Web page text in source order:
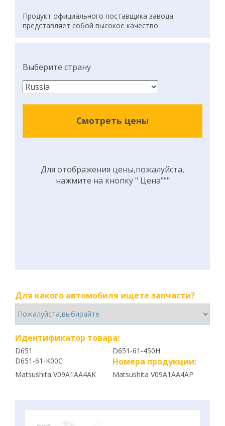
Продукт официального поставщика завода
представляет собой высокое качество
Выберите страну
Смотреть цены
Для отображения цены,пожалуйста,
нажмите на кнопку " Цена"""
Для какого автомобиля ищете запчасти?
Идентификатор товара:
D651
D651-61-450H
D651-61-K00C
Номера продукции:
Matsushita V09A1AA4AK Matsushita V09A1AA4AP